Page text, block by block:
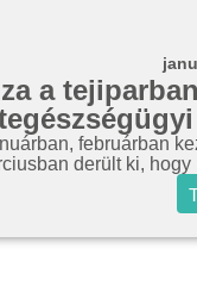
a
februárban
derült ki,